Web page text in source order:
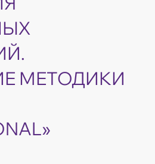
МЕТОДИКИ